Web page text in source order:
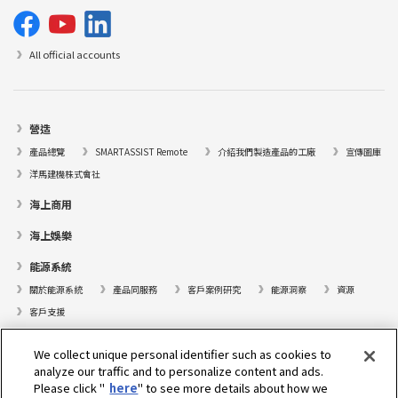
All official accounts
營造
產品總覽 SMARTASSIST Remote 介紹我們製造產品的工廠
宣傳圖庫
洋馬建機株式會社
海上商用
海上娛樂
能源系統
關於能源系統 產品同服務 客戶案例研究 能源洞察
資源
客戶支援
尋找據點
We collect unique personal identifier such as cookies to
analyze our traffic and to personalize content and ads.
Please click " here" to see more details about how we